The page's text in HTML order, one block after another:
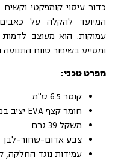
המיועד להקלה על
עמוקות. הוא מעוצב
ומסייע בשיפור טווח התנועה
מפרט טכני:
קוטר 6.5 ס"מ
חומר קצף EVA יציב במיוחד
משקל 39 גרם
צבע אדום-שחור-לבן
עמידות נוגד החלקה,